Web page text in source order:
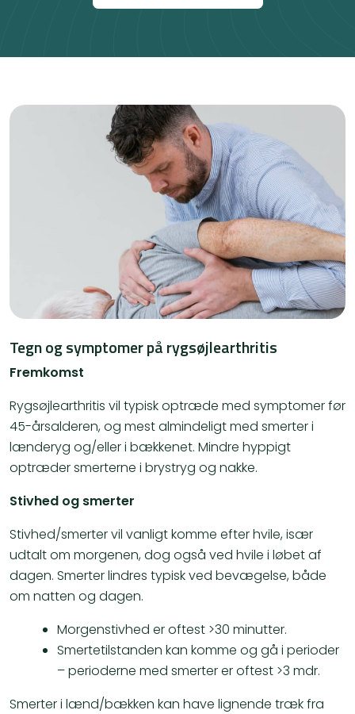
Tegn og symptomer på rygsøjlearthritis
Fremkomst
Rygsøjlearthritis vil typisk optræde med symptomer før
45-årsalderen, og mest almindeligt med smerter i
lænderyg og/eller i bækkenet. Mindre hyppigt
optræder smerterne i brystryg og nakke.
Stivhed og smerter
Stivhed/smerter vil vanligt komme efter hvile, især
udtalt om morgenen, dog også ved hvile i løbet af
dagen. Smerter lindres typisk ved bevægelse, både
om natten og dagen.
Morgenstivhed er oftest >30 minutter.
Smertetilstanden kan komme og gå i perioder
– perioderne med smerter er oftest >3 mdr.
Smerter i lænd/bækken kan have lignende træk fra